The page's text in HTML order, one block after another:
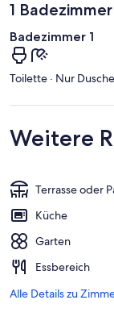
1 Badezimmer
Badezimmer 1
Toilette · Nur Dusche
Weitere
Terrasse oder
Küche
Garten
Essbereich
Alle Details zu